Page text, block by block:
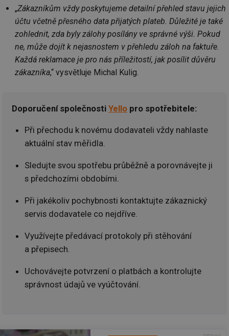
„Zákazníkům vždy poskytujeme detailní přehled stavu jejich
účtu včetně přesného data přijatých plateb. Důležité je také
zohlednit, zda byly zálohy posílány ve správné výši. Pokud
ne, může dojít k nejasnostem v přehledu záloh na faktuře.
Každá reklamace je pro nás příležitostí, jak posílit důvěru
zákazníka,“ vysvětluje Michal Kulig.
Doporučení společnosti Yellopro spotřebitele:
Při přechodu k novému dodavateli vždy nahlaste
aktuální stav měřidla.
Sledujte svou spotřebu průběžně a porovnávejte ji
s předchozími obdobími.
Při jakékoliv pochybnosti kontaktujte zákaznický
servis dodavatele co nejdříve.
Využívejte předávací protokoly při stěhování
a přepisech.
Uchovávejte potvrzení o platbách a kontrolujte
správnost údajů ve vyúčtování.